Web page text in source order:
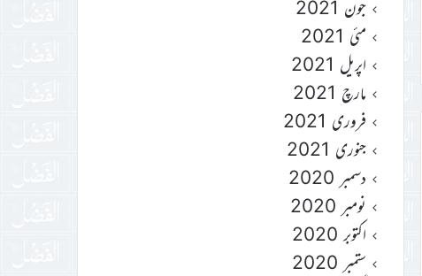
جون 2021
مئی 2021
اپریل 2021
مارچ 2021
فروری 2021
جنوری 2021
دسمبر 2020
نومبر 2020
اکتوبر 2020
ستمبر 2020